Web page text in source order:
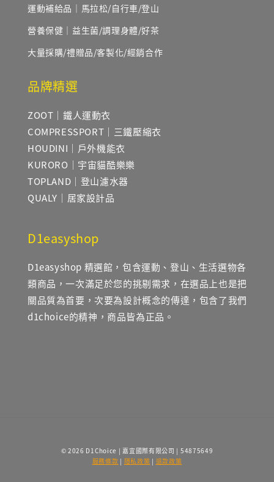
運動補給品｜馬拉松/自行車/登山
營養保健｜益生菌/調理身體/好茶
大量採購/禮贈品/客製化/經銷合作
品牌精選
ZOOT｜鐵人運動衣
COMPRESSPORT｜三鐵壓縮衣
HOUDINI｜戶外機能衣
KURORO｜宇宙貓酷樂樂
TOPLAND｜登山濾水器
QUALY｜居家設計品
D1easyshop
D1easyshop 精選館，包含運動、登山、生活選物各
類商品，一次滿足於您的挑剔需求，在選品上也是把
關品質為首要，次要為設計概念的傳達，包含了我們
d1choice的精神，商品皆為正品。
© 2026 D1Choice | 嘉宜國際有限公司 | 54875649
服務條款 | 隱私政策 | 退款政策